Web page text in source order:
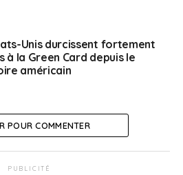
canadien. «
mais comprendre qui sont
font concrètement demande
tout le monde ne fait pas
elle.
pivot
et
Unis durcissent fortement
à la Green Card depuis le
américain
POUR COMMENTER
PUBLICITÉ